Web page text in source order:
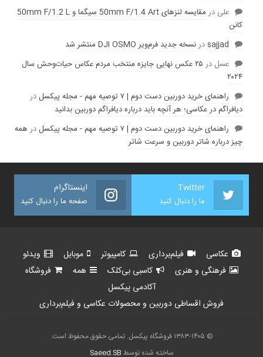
علی در
مقایسه لنز‌های 50mm F/1.4 Art سیگما و 50mm F/1.2 L
کانن
sajjadدرنسخه جدید فرم‌ویر DJI OSMO منتشر شد
عسل در
۲۵ عکس نهایی جایزه منتخب مردم عکاس حیات‌وحش سال
۲۰۲۴
راهنمای خرید دوربین دست دوم | ۷ توصیه مهم - مجله پیکسل
در
دیافراگم در عکاسی؛ هر آنچه باید درباره دیافراگم دوربین بدانید
راهنمای خرید دوربین دست دوم | ۷ توصیه مهم - مجله پیکسل
در همه
چیز درباره شاتر دوربین و سرعت شاتر
Twitter
ما را دنبال کنید
اینستاگرام
صفحه ما را دنبال کنید
عکاسی فیلم‌برداری کامپیوتر موبایل
ویدئو
فرهنگی و هنری
کاسبی بی‌کلک همه
فروشگاه
آکادمی پیکسل
فروش اقساطی دوربین و محصولات عکاسی و فیلم‌برداری
© ۱۳۸۳-۱۴۰۵ فروشگاه پیکسل. تمامی حقوق محفوظ است.
ساخته شده توسط Saeed.SB